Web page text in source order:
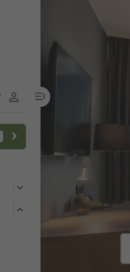
link użytkownika
link menu